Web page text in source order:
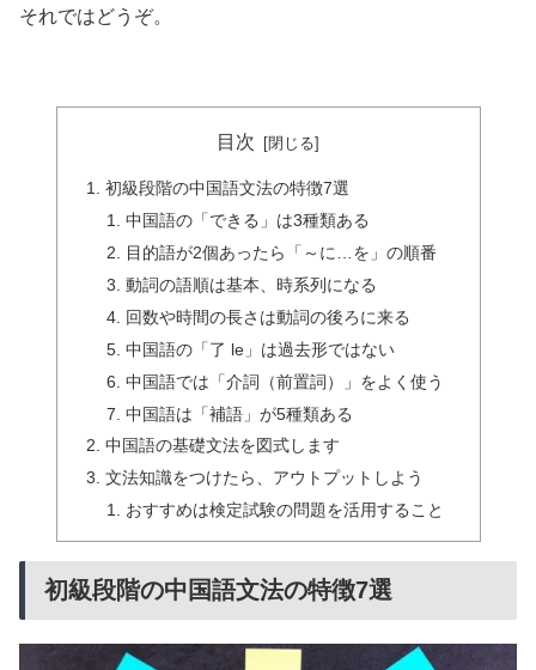
それではどうぞ。
目次
初級段階の中国語文法の特徴7選
中国語の「できる」は3種類ある
目的語が2個あったら「～に…を」の順番
動詞の語順は基本、時系列になる
回数や時間の長さは動詞の後ろに来る
中国語の「了 le」は過去形ではない
中国語では「介詞（前置詞）」をよく使う
中国語は「補語」が5種類ある
中国語の基礎文法を図式します
文法知識をつけたら、アウトプットしよう
おすすめは検定試験の問題を活用すること
初級段階の中国語文法の特徴7選